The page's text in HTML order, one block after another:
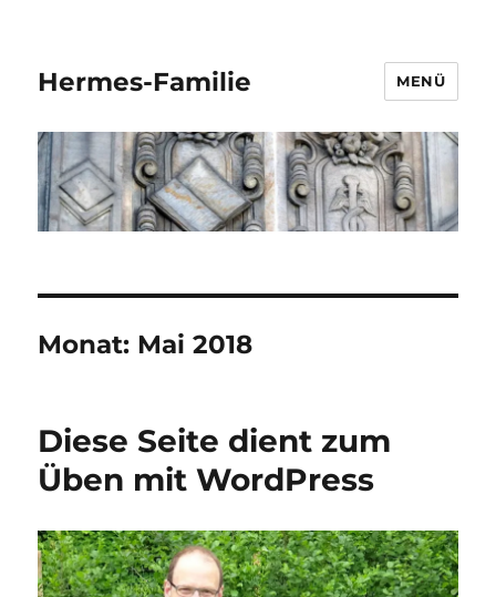
Hermes-Familie MENÜ
Monat: Mai 2018
Diese Seite dient zum
Üben mit WordPress